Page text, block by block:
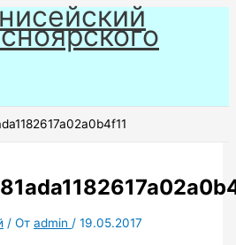
/ Отadmin /19.05.2017